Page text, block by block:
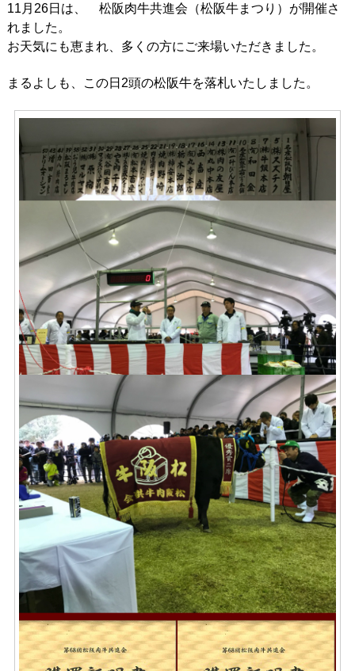
11月26日は、 松阪肉牛共進会（松阪牛まつり）が開催さ
れました。
お天気にも恵まれ、多くの方にご来場いただきました。
まるよしも、この日2頭の松阪牛を落札いたしました。